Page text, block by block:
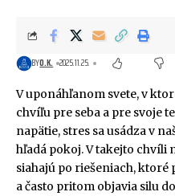
BYO.K. 2025.11.25.
V uponáhľanom svete, v
chvíľu pre seba a pre svoje
napätie, stres sa usádza v
hľadá pokoj. V takejto
siahajú po riešeniach,
a často pritom objavia silu